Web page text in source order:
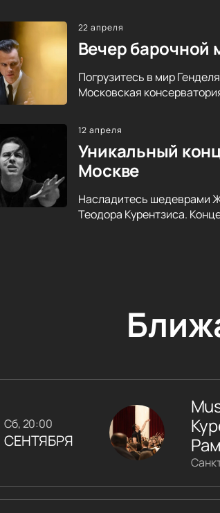
22 апреля
Вечер барочной
Погрузитесь в мир
Московская
12 апреля
Уникальный
Москве
Насладитесь шедеврами
Теодора Курентзиса.
сб, 20:00
СЕНТЯБРЯ